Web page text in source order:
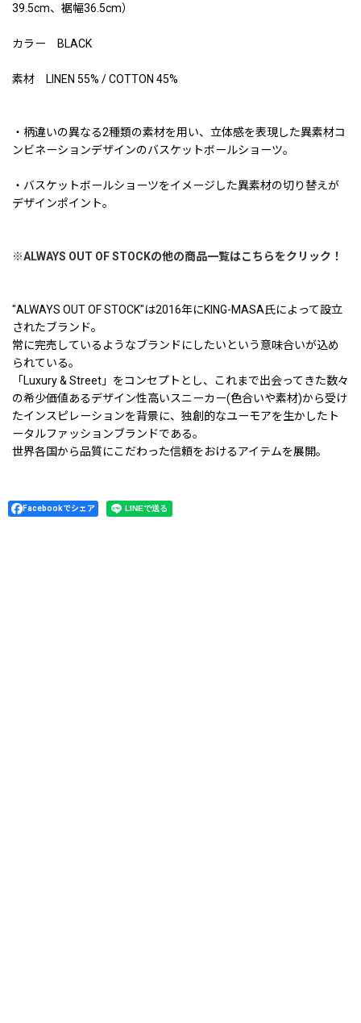
39.5cm、裾幅36.5cm）
カラー BLACK
素材 LINEN 55% / COTTON 45%
・柄違いの異なる2種類の素材を用い、立体感を表現した異素材コ
ンビネーションデザインのバスケットボールショーツ。
・バスケットボールショーツをイメージした異素材の切り替えが
デザインポイント。
※ALWAYS OUT OF STOCKの他の商品一覧はこちらをクリック！
"ALWAYS OUT OF STOCK"は2016年にKING-MASA氏によって設立
されたブランド。
常に完売しているようなブランドにしたいという意味合いが込め
られている。
「Luxury & Street」をコンセプトとし、これまで出会ってきた数々
の希少価値あるデザイン性高いスニーカー(色合いや素材)から受け
たインスピレーションを背景に、独創的なユーモアを生かしたト
ータルファッションブランドである。
世界各国から品質にこだわった信頼をおけるアイテムを展開。
Facebookでシェア